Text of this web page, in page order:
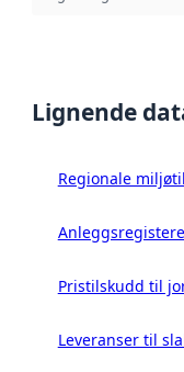
Lignende
Regionale
Pristilskudd til
Leveranser til